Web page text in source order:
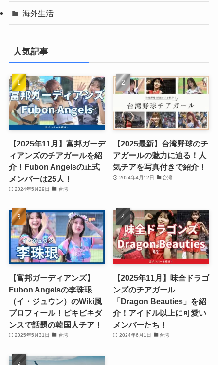
海外生活
人気記事
【2025年11月】富邦ガーデ
ィアンズのチアガールを紹
介！Fubon Angelsの正式
メンバーは25人！
2024年5月29日 台湾
【2025最新】台湾野球のチ
アガールの魅力に迫る！人
気チアを写真付きで紹介！
2024年4月12日 台湾
【富邦ガーディアンズ】
Fubon Angelsの李珠珢
（イ・ジュウン）のWiki風
プロフィール！ピキピキダ
ンスで話題の韓国人チア！
2025年5月31日 台湾
【2025年11月】味全ドラゴ
ンズのチアガール
「Dragon Beauties」を紹
介！アイドル以上に可愛い
メンバーたち！
2024年6月1日 台湾